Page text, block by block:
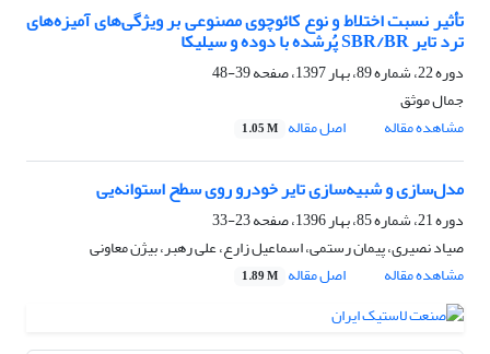
تأثیر نسبت اختلاط و نوع کائوچوی مصنوعی بر ویژگی‌های آمیزه‌های
ترد تایر SBR/BR پُرشده با دوده و سیلیکا
دوره 22، شماره 89، بهار 1397، صفحه
39-48
جمال موثق
مشاهده مقاله
اصل مقاله 1.05 M
مدل‌سازی و شبیه‌سازی تایر خودرو روی سطح استوانه‌یی
دوره 21، شماره 85، بهار 1396، صفحه
23-33
صیاد نصیری، پیمان رستمی، اسماعیل زارع، علی رهبر، بیژن معاونی
مشاهده مقاله
اصل مقاله 1.89 M